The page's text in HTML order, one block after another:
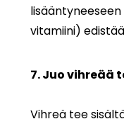
vitamiini)
7. Juo vihreää
Vihreä tee